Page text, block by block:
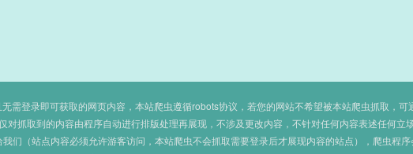
需登录即可获取的网页内容，本站爬虫遵循robots协议，若您的网站不希望被本站爬虫抓取，可
对抓取到的内容由程序自动进行排版处理再展现，不涉及更改内容，不针对任何内容表述任何立场
们（站点内容必须允许游客访问，本站爬虫不会抓取需要登录后才展现内容的站点），爬虫程序